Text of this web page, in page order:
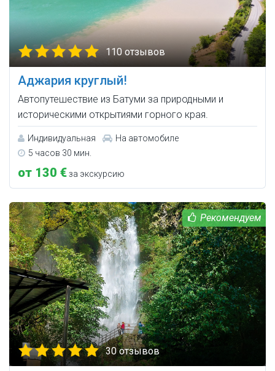
110 отзывов
Аджария круглый!
Автопутешествие из Батуми за природными и
историческими открытиями горного края.
Индивидуальная
На автомобиле
5 часов 30 мин.
от 130 €за экскурсию
30 отзывов